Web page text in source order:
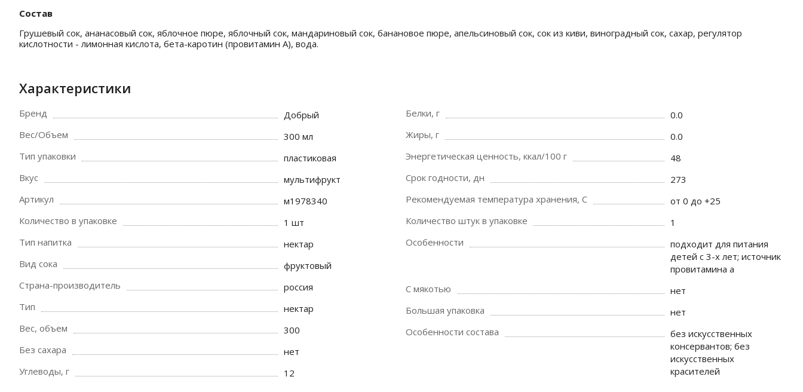
Состав
Грушевый сок, ананасовый сок, яблочное пюре, яблочный сок, мандариновый сок, банановое пюре, апельсиновый сок, сок из киви, виноградный сок, сахар, регулятор
кислотности - лимонная кислота, бета-каротин (провитамин А), вода.
Характеристики
Бренд
Добрый
Вес/Объем
300 мл
Тип упаковки
пластиковая
Вкус
мультифрукт
Артикул
м1978340
Количество в упаковке
1 шт
Тип напитка
нектар
Вид сока
фруктовый
Страна-производитель
россия
Тип
нектар
Вес, объем
300
Без сахара
нет
Углеводы, г
12
Белки, г
0.0
Жиры, г
0.0
Энергетическая ценность, ккал/100 г
48
Срок годности, дн
273
Рекомендуемая температура хранения, C
от 0 до +25
Количество штук в упаковке
1
Особенности
подходит для питания
детей с 3-х лет; источник
провитамина а
С мякотью
нет
Большая упаковка
нет
Особенности состава
без искусственных
консервантов; без
искусственных
красителей